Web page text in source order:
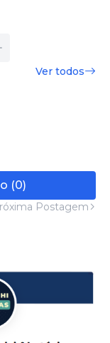
Ver todos
(0)
Postagem